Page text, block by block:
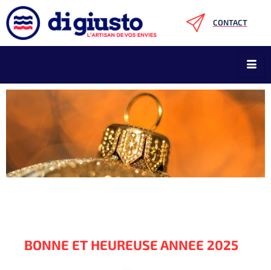
CONTACT
BONNE ET HEUREUSE ANNEE 2025